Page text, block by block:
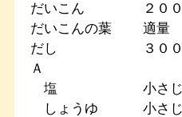
だいこん
２０
だいこんの葉
適量
だし
３０
Ａ
塩
小さ
しょうゆ
小さ